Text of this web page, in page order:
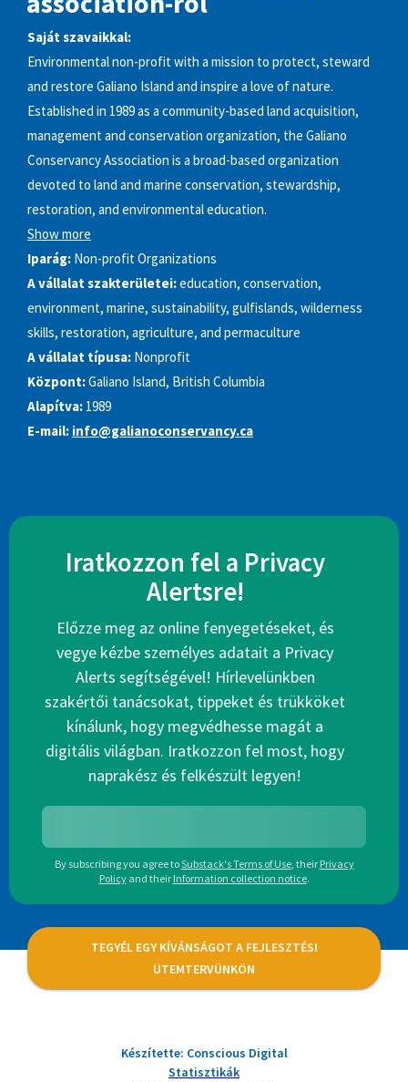
Saját szavaikkal:
Environmental non-profit with a mission to protect, steward
and restore Galiano Island and inspire a love of nature.
Established in 1989 as a community-based land acquisition,
management and conservation organization, the Galiano
Conservancy Association is a broad-based organization
devoted to land and marine conservation, stewardship,
restoration, and environmental education.
Show more
Iparág: Non-profit Organizations
A vállalat szakterületei:education, conservation,
environment, marine, sustainability, gulfislands, wilderness
skills, restoration, agriculture, and permaculture
A vállalat típusa: Nonprofit
Központ:Galiano Island, British Columbia
Alapítva: 1989
E-mail: info@galianoconservancy.ca
Iratkozzon fel a Privacy
Alertsre!
Előzze meg az online fenyegetéseket, és
vegye kézbe személyes adatait a Privacy
Alerts segítségével! Hírlevelünkben
szakértői tanácsokat, tippeket és trükköket
kínálunk, hogy megvédhesse magát a
digitális világban. Iratkozzon fel most, hogy
naprakész és felkészült legyen!
By subscribing you agree toSubstack's Terms of Use, their Privacy
Policy and their Information collection notice.
TEGYÉL EGY KÍVÁNSÁGOT A FEJLESZTÉSI
ÜTEMTERVÜNKÖN
Készítette: Conscious Digital
Statisztikák